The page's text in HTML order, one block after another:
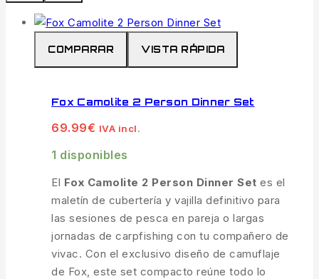
COMPARAR VISTA RÁPIDA
Fox Camolite 2 Person Dinner Set
69.99€ IVA incl.
1 disponibles
El Fox Camolite 2 Person Dinner Set es el
maletín de cubertería y vajilla definitivo para
las sesiones de pesca en pareja o largas
jornadas de carpfishing con tu compañero de
vivac. Con el exclusivo diseño de camuflaje
de Fox, este set compacto reúne todo lo